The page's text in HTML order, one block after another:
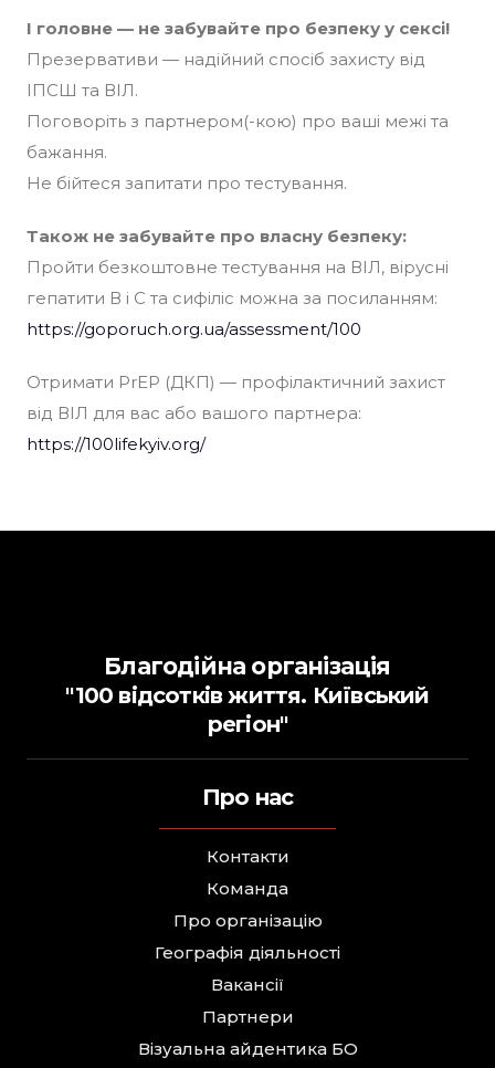
І головне — не забувайте про безпеку у сексі!
Презервативи — надійний спосіб захисту від
ІПСШ та ВІЛ.
Поговоріть з партнером(-кою) про ваші межі та
бажання.
Не бійтеся запитати про тестування.
Також не забувайте про власну безпеку:
Пройти безкоштовне тестування на ВІЛ, вірусні
гепатити В і С та сифіліс можна за посиланням:
https://goporuch.org.ua/assessment/100
Отримати PrEP (ДКП) — профілактичний захист
від ВІЛ для вас або вашого партнера:
https://100lifekyiv.org/
Благодійна організація
"100 відсотків життя. Київський
регіон"
Про нас
Контакти
Команда
Про організацію
Географія діяльності
Вакансії
Партнери
Візуальна айдентика БО